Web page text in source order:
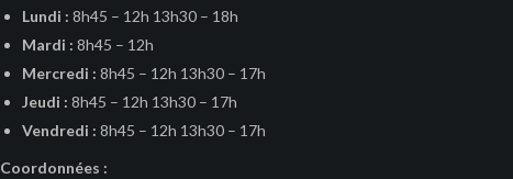
Lundi : 8h45 – 12h 13h30 – 18h
Mardi : 8h45 – 12h
Mercredi : 8h45 – 12h 13h30 – 17h
Jeudi : 8h45 – 12h 13h30 – 17h
Vendredi : 8h45 – 12h 13h30 – 17h
Coordonnées :